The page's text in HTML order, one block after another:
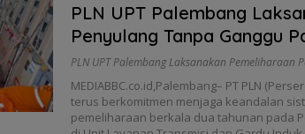
PLN UPT Palembang
Penyulang Tanpa Ganggu
PLN UPT Palembang Laksanakan Pemeliharaan
MEDIABBC.co.id,Palembang– PT PLN
terus berkomitmen menjaga keandalan
pemeliharaan berkala dua tahunan pada